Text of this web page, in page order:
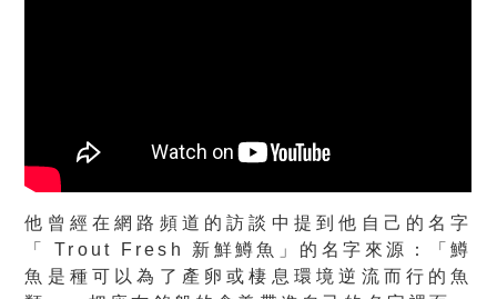
他曾經在網路頻道的訪談中提到他自己的名字
「 Trout Fresh 新鮮鱒魚」的名字來源：「鱒
魚是種可以為了產卵或棲息環境逆流而行的魚